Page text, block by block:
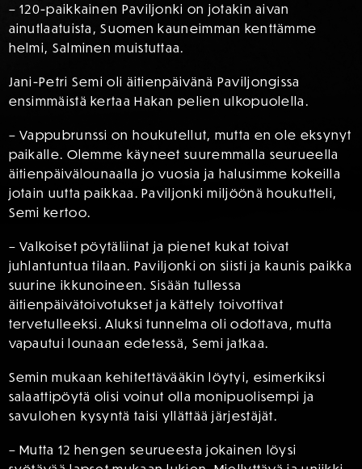
– 120-paikkainen Paviljonki on jotakin aivan
ainutlaatuista, Suomen kauneimman kenttämme
helmi, Salminen muistuttaa.
Jani-Petri Semi oli äitienpäivänä Paviljongissa
ensimmäistä kertaa Hakan pelien ulkopuolella.
– Vappubrunssi on houkutellut, mutta en ole eksynyt
paikalle. Olemme käyneet suuremmalla seurueella
äitienpäivälounaalla jo vuosia ja halusimme kokeilla
jotain uutta paikkaa. Paviljonki miljöönä houkutteli,
Semi kertoo.
– Valkoiset pöytäliinat ja pienet kukat toivat
juhlantuntua tilaan. Paviljonki on siisti ja kaunis paikka
suurine ikkunoineen. Sisään tullessa
äitienpäivätoivotukset ja kättely toivottivat
tervetulleeksi. Aluksi tunnelma oli odottava, mutta
vapautui lounaan edetessä, Semi jatkaa.
Semin mukaan kehitettävääkin löytyi, esimerkiksi
salaattipöytä olisi voinut olla monipuolisempi ja
savulohen kysyntä taisi yllättää järjestäjät.
– Mutta 12 hengen seurueesta jokainen löysi